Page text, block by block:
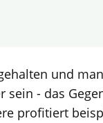
und
- das
profitiert